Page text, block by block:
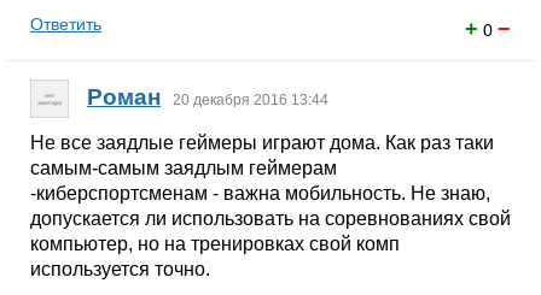
+ 0 −
Ответить
Роман 20 декабря 2016 13:44
Не все заядлые геймеры играют дома. Как раз таки
самым-самым заядлым геймерам
-киберспортсменам - важна мобильность. Не знаю,
допускается ли использовать на соревнованиях свой
компьютер, но на тренировках свой комп
используется точно.